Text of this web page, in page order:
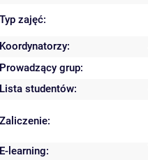
Typ zajęć:
Koordynatorzy:
Prowadzący grup:
Lista studentów:
Zaliczenie:
E-learning: